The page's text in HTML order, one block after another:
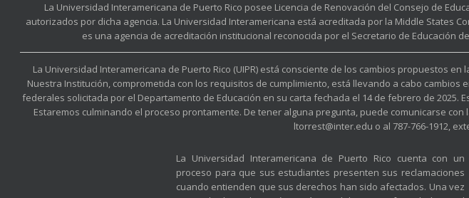
La Universidad Interamericana de Puerto Rico posee Licencia de Renovación del Consejo de
autorizados por dicha agencia. La Universidad Interamericana está acreditada por la Middle States
es una agencia de acreditación institucional reconocida por el Secretario de Educación
La Universidad Interamericana de Puerto Rico (UIPR) está consciente de los cambios propuestos
Nuestra Institución, comprometida con los requisitos de cumplimiento, está llevando a cabo
federales solicitada por el Departamento de Educación en su carta fechada el 14 de febrero de
Estaremos culminando el proceso prontamente. De tener alguna pregunta, puede comunicarse
ltorrest@inter.edu o al 787-766-1912,
La Universidad Interamericana de Puerto Rico cuenta con un
proceso para que sus estudiantes presenten sus reclamaciones
cuando entienden que sus derechos han sido afectados. Una vez